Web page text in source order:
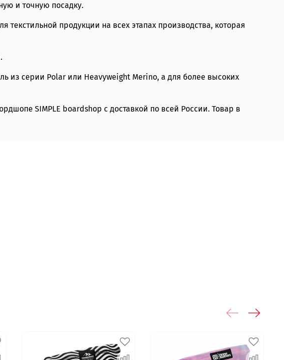
и точную посадку.
текстильной продукции на всех этапах производства, которая
из серии Polar или Heavyweight Merino, а для более высоких
SIMPLE boardshop с доставкой по всей России. Товар в